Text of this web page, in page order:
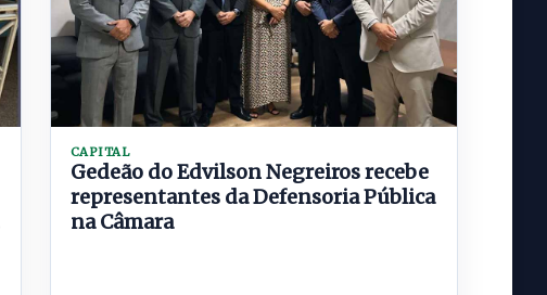
CAPITAL
Gedeão do Edvilson Negreiros recebe
representantes da Defensoria Pública
na Câmara